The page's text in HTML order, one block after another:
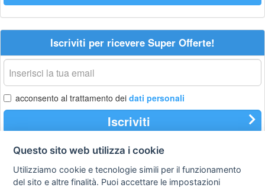
Iscriviti per ricevere Super Offerte!
La
tua
email
acconsento al trattamento dei dati personali
Iscriviti
Privacy
policy
Avviso
legale
Scrivici
Questo sito web utilizza i cookie
Utilizziamo cookie e tecnologie simili per il funzionamento
del sito e altre finalità. Puoi accettare le impostazioni